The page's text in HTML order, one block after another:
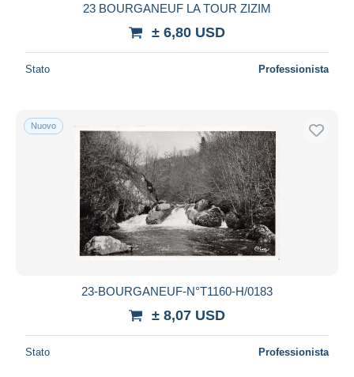
23 BOURGANEUF LA TOUR ZIZIM
± 6,80 USD
Stato Professionista
Nuovo
23-BOURGANEUF-N°T1160-H/0183
± 8,07 USD
Stato Professionista